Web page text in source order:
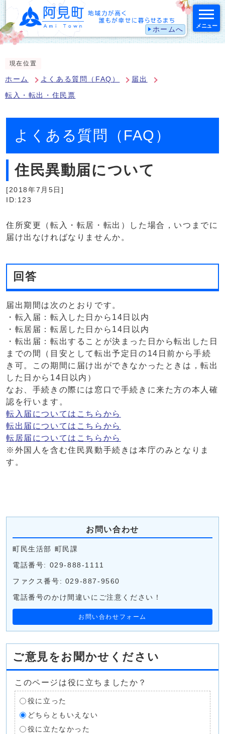
ホームへ メニュー
現在位置
ホーム よくある質問（FAQ） 届出
転入・転出・住民票
よくある質問（FAQ）
住民異動届について
[2018年7月5日]
ID:123
住所変更（転入・転居・転出）した場合，いつまでに
届け出なければなりませんか。
回答
届出期間は次のとおりです。
・転入届：転入した日から14日以内
・転居届：転居した日から14日以内
・転出届：転出することが決まった日から転出した日
までの間（目安として転出予定日の14日前から手続
き可。この期間に届け出ができなかったときは，転出
した日から14日以内）
なお、手続きの際には窓口で手続きに来た方の本人確
認を行います。
転入届についてはこちらから
転出届についてはこちらから
転居届についてはこちらから
※外国人を含む住民異動手続きは本庁のみとなりま
す。
お問い合わせ
町民生活部 町民課
電話番号: 029-888-1111
ファクス番号: 029-887-9560
電話番号のかけ間違いにご注意ください！
お問い合わせフォーム
ご意見をお聞かせください
このページは役に立ちましたか？
役に立った
どちらともいえない
役に立たなかった